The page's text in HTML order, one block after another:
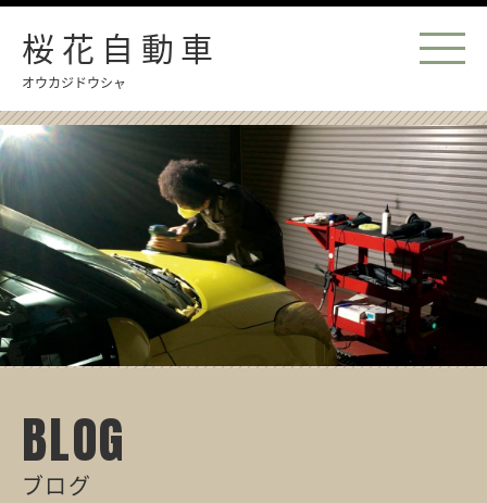
桜花自動車
オウカジドウシャ
BLOG
ブログ